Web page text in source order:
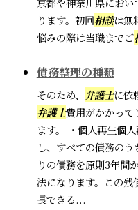
ります。初回相談は無
悩みの際は当職までご
債務整理の種類
そのため、 弁護士に依
弁護士費用がかかって
ます。 ・個人再生個
し、すべての債務の
りの債務を原則3年間
法になります。この
長できる...